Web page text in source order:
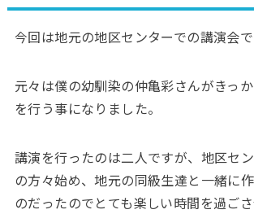
今回は地元の地区センターでの講演会で
元々は僕の幼馴染の仲亀彩さんがきっ
を行う事になりました。
講演を行ったのは二人ですが、地区セ
の方々始め、地元の同級生達と一緒に
のだったのでとても楽しい時間を過ご